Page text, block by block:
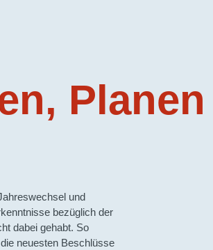
Planen
und
bezüglich der
dabei gehabt. So
neuesten Beschlüsse